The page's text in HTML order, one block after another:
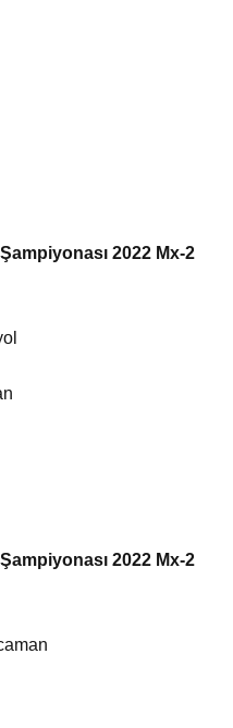
2022 Mx-2
2022 Mx-2